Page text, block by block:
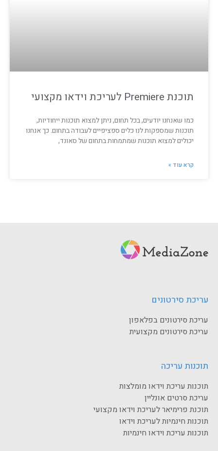
תוכנת Premiere לעריכת וידאו מקצועי
כמו שאנחנו יודעים, בכל תחום, ניתן למצוא תוכנות ייחודיות,
תוכנות שמספקות לנו כלים ספציפיים לעבודה בתחום. כך אנחנו
יכולים למצוא תוכנות שמתמחות בתחום של סאונד,
קרא עוד »
עריכת סירטונים
עריכת סירטונים בפלאפון
עריכת סירטונים מקצועית
תוכנות עריכה
תוכנות עריכת וידאו מומלצות
עריכת סרטים אונליין
תוכנת פרימיאר לעריכת וידאו מקצועי
תוכנות חינמיות לעריכת וידאו
תוכנות עריכת וידאו חינמיות